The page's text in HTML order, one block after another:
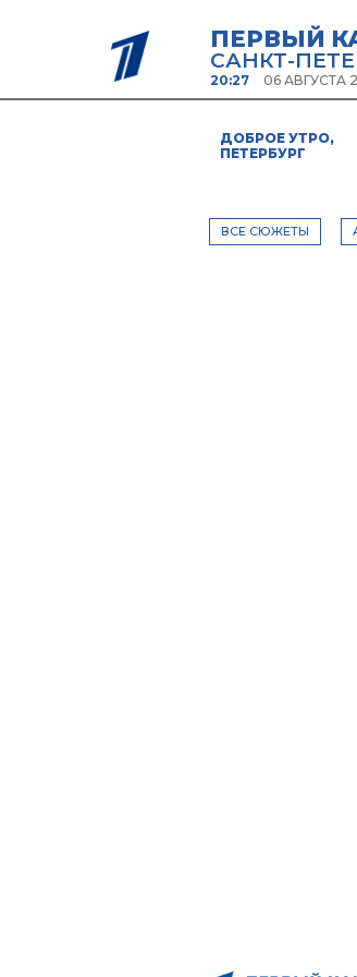
ПЕРВЫЙ
САНКТ-
20:27 06 АВГУСТА
ДОБРОЕ УТРО,
ПЕТЕРБУРГ
ВСЕ СЮЖЕТЫ